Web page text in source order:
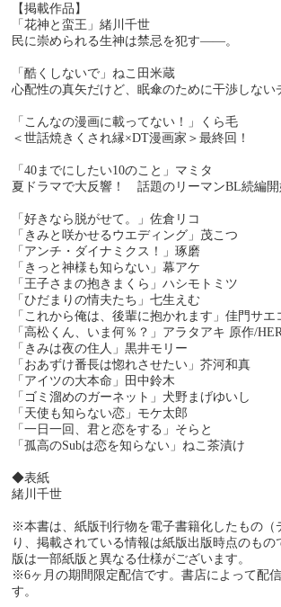
【掲載作品】
「花神と蛮王」緒川千世
民に崇められる生神は禁忌を犯す――。
「酷くしないで」ねこ田米蔵
心配性の真矢だけど、眠傘のために干渉しない
「こんなの漫画に載ってない！」くら毛
＜世話焼きくされ縁×DT漫画家＞最終回！
「40までにしたい10のこと」マミタ
夏ドラマで大反響！ 話題のリーマンBL続編開
「好きなら脱がせて。」佐倉リコ
「きみと咲かせるウエディング」茂こつ
「アンチ・ダイナミクス！」琢磨
「きっと神様も知らない」幕アケ
「王子さまの抱きまくら」ハシモトミツ
「ひだまりの情夫たち」七生えむ
「これから俺は、後輩に抱かれます」佳門サエ
「高松くん、いま何％？」アラタアキ 原作/
「きみは夜の住人」黒井モリー
「おあずけ番長は惚れさせたい」芥河和真
「アイツの大本命」田中鈴木
「ゴミ溜めのガーネット」犬野まげゆいし
「天使も知らない恋」モケ太郎
「一日一回、君と恋をする」そらと
「孤高のSubは恋を知らない」ねこ茶漬け
◆表紙
緒川千世
※本書は、紙版刊行物を電子書籍化したもの（
り、掲載されている情報は紙版出版時点のも
版は一部紙版と異なる仕様がございます。
※6ヶ月の期間限定配信です。書店によって配
す。